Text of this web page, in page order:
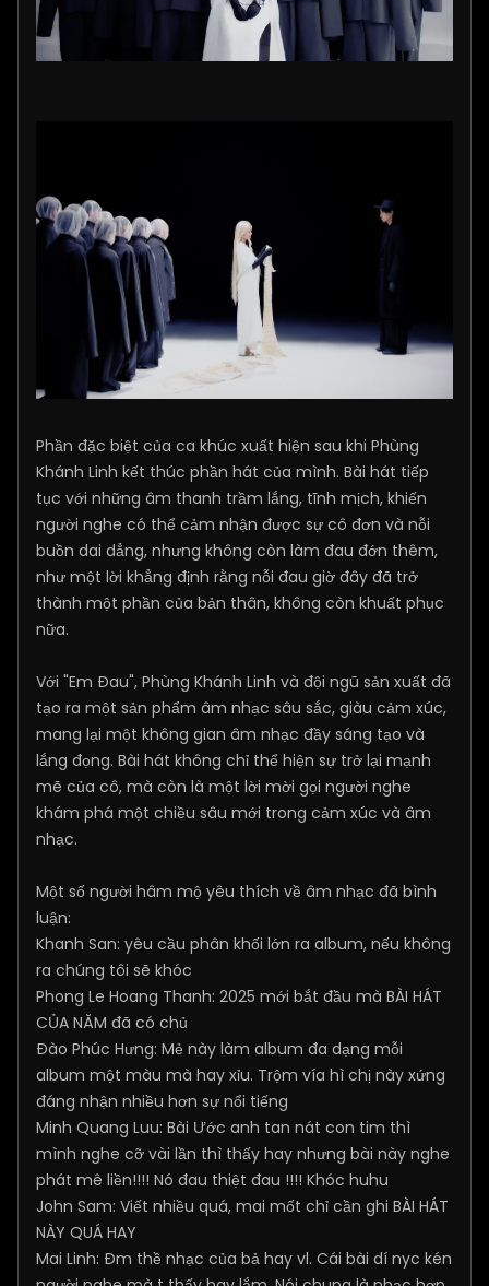
Phần đặc biệt của ca khúc xuất hiện sau khi Phùng
Khánh Linh kết thúc phần hát của mình. Bài hát tiếp
tục với những âm thanh trầm lắng, tĩnh mịch, khiến
người nghe có thể cảm nhận được sự cô đơn và nỗi
buồn dai dẳng, nhưng không còn làm đau đớn thêm,
như một lời khẳng định rằng nỗi đau giờ đây đã trở
thành một phần của bản thân, không còn khuất phục
nữa.
Với "Em Đau", Phùng Khánh Linh và đội ngũ sản xuất đã
tạo ra một sản phẩm âm nhạc sâu sắc, giàu cảm xúc,
mang lại một không gian âm nhạc đầy sáng tạo và
lắng đọng. Bài hát không chỉ thể hiện sự trở lại mạnh
mẽ của cô, mà còn là một lời mời gọi người nghe
khám phá một chiều sâu mới trong cảm xúc và âm
nhạc.
Một số người hâm mộ yêu thích về âm nhạc đã bình
luận:
Khanh San: yêu cầu phân khối lớn ra album, nếu không
ra chúng tôi sẽ khóc
Phong Le Hoang Thanh​: 2025 mới bắt đầu mà BÀI HÁT
CỦA NĂM đã có chủ
Đào Phúc Hưng​: Mẻ này làm album đa dạng mỗi
album một màu mà hay xỉu. Trộm vía hì chị này xứng
đáng nhận nhiều hơn sự nổi tiếng
Minh Quang Luu​: Bài Ước anh tan nát con tim thì
mình nghe cỡ vài lần thì thấy hay nhưng bài này nghe
phát mê liền!!!! Nó đau thiệt đau !!!! Khóc huhu
John Sam​: Viết nhiều quá, mai mốt chỉ cần ghi BÀI HÁT
NÀY QUÁ HAY
Mai Linh​: Đm thề nhạc của bả hay vl. Cái bài dí nyc kén